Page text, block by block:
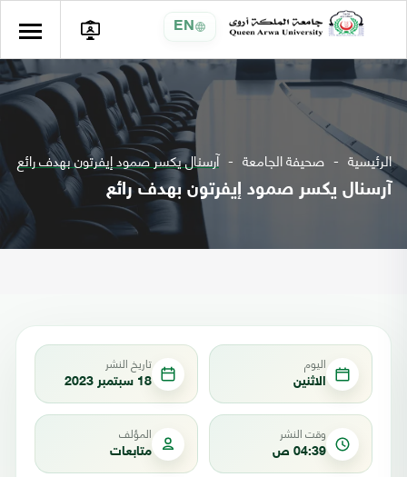
EN
الرئيسية صحيفة الجامعة آرسنال يكسر صمود إيفرتون بهدف رائع
آرسنال يكسر صمود إيفرتون بهدف رائع
اليوم
الاثنين
تاريخ النشر
18 سبتمبر 2023
وقت النشر
04:39 ص
المؤلف
متابعات